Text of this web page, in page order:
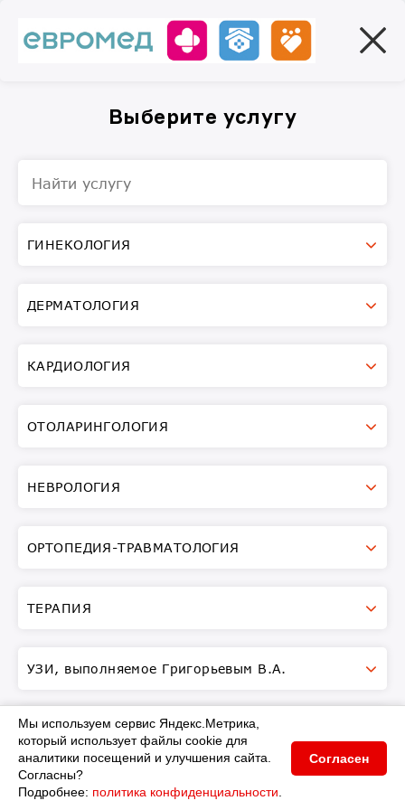
Выберите услугу
ГИНЕКОЛОГИЯ
ДЕРМАТОЛОГИЯ
КАРДИОЛОГИЯ
ОТОЛАРИНГОЛОГИЯ
НЕВРОЛОГИЯ
ОРТОПЕДИЯ-ТРАВМАТОЛОГИЯ
ТЕРАПИЯ
УЗИ, выполняемое Григорьевым В.А.
УРОЛОГИЯ
УЗИ, выполняемое Столь С.В.
Мы используем сервис Яндекс.Метрика
который используетфайлы cookie для
аналитики посещений и улучшения сайта.
Согласны?
Подробнее: политика конфиденциальности
Согласен